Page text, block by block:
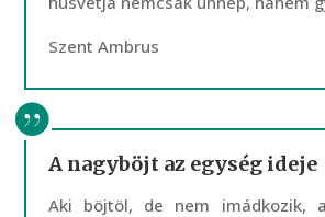
Szent Ambrus
A nagyböjt az egység ideje
Aki böjtöl, de nem imádkozik,